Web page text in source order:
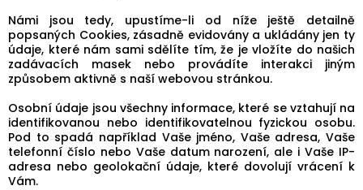
Námi jsou tedy, upustíme-li od níže ještě detailně
popsaných Cookies, zásadně evidovány a ukládány jen ty
údaje, které nám sami sdělíte tím, že je vložíte do našich
zadávacích masek nebo provádíte interakci jiným
způsobem aktivně s naší webovou stránkou.
Osobní údaje jsou všechny informace, které se vztahují na
identifikovanou nebo identifikovatelnou fyzickou osobu.
Pod to spadá například Vaše jméno, Vaše adresa, Vaše
telefonní číslo nebo Vaše datum narození, ale i Vaše IP-
adresa nebo geolokační údaje, které dovolují vrácení k
Vám.